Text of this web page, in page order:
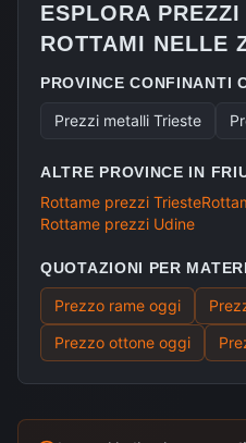
ESPLORA
ROTTAMI NELLE
PROVINCE CONFINANTI
Prezzi metalli Trieste
ALTRE PROVINCE IN
Rottame prezzi Trieste
Rottame prezzi Udine
QUOTAZIONI PER
Prezzo rame oggi
Prezzo ottone oggi